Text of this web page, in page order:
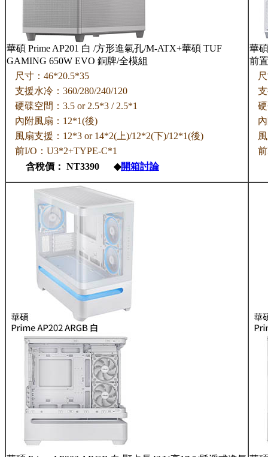
華碩 Prime AP201 白 /方形進氣孔/M-ATX+華碩 TUF
GAMING 650W EVO 銅牌/全模組
尺寸：46*20.5*35
支援水冷：360/280/240/120
硬碟空間：3.5 or 2.5*3 / 2.5*1
內附風扇：12*1(後)
風扇支援：12*3 or 14*2(上)/12*2(下)/12*1(後)
前I/O：U3*2+TYPE-C*1
含稅價： NT3390 ◆開箱討論
華
前